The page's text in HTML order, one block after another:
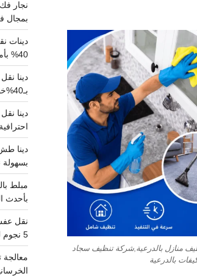
منازل بالدرعية,شركة تنظيف سجاد
بالدرعية
بمجال فك
دينات
40% بأمان وجودة مضمونة 100% تواصل الان
بـ40%خصم اتصل الان
احترافية 100% اتصل بنا
دينا
بسهولة نقل
بأحدث
5 نجوم لنقل عفش من الرياض للقصيم
معالجة